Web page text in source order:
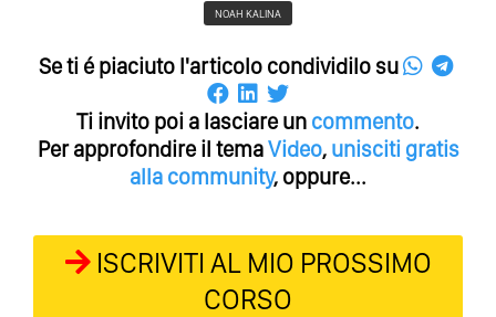
NOAH KALINA
Se ti é piaciuto l'articolo condividilo su
Ti invito poi a lasciare un commento.
Per approfondire il temaVideo, unisciti gratis
alla community, oppure...
ISCRIVITI AL MIO PROSSIMO
CORSO